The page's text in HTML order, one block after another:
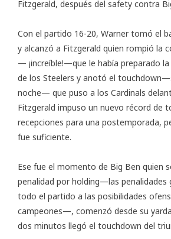
Fitzgerald, después del safety contra
Con el partido 16-20, Warner tomó el
y alcanzó a Fitzgerald quien rompió la
— ¡increíble!—que le había preparado
de los Steelers y anotó el
noche— que puso a los Cardinals
Fitzgerald impuso un nuevo récord de
recepciones para una postemporada,
fue suficiente.
Ese fue el momento de Big Ben quien
penalidad por holding—las penalidades
todo el partido a las posibilidades
campeones—, comenzó desde su
dos minutos llegó el touchdown del